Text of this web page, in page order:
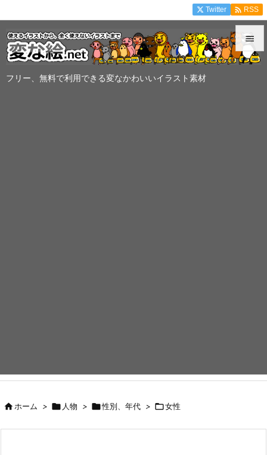
フリー、無料で利用できる変なかわいいイラスト素材


Twitter  RSS
ホーム >  人物 > 性別、年代 > 女性